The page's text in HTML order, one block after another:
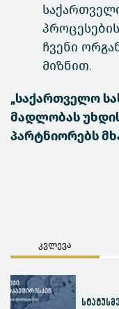
ჩვენი
მიზნით.
„საქართველო
მადლობას
პარტნიორებს
კვლევა